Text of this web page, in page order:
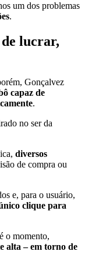
um dos problemas
.
de lucrar,
Gonçalvez
capaz de
.
no ser da
diversos
de compra ou
e, para o usuário,
clique para
o momento,
alta – em torno de